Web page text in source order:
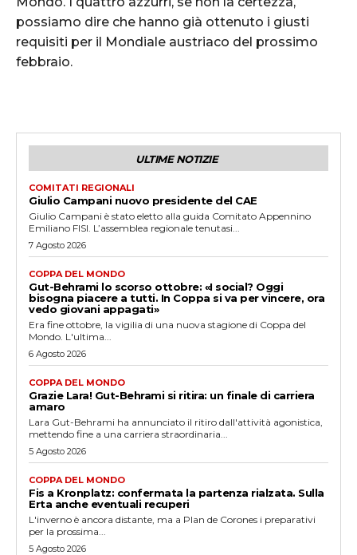
possiamo dire che hanno già ottenuto i giusti
requisiti per il Mondiale austriaco del prossimo
febbraio.
ULTIME NOTIZIE
COMITATI REGIONALI
Giulio Campani nuovo presidente del CAE
Giulio Campani è stato eletto alla guida Comitato Appennino
Emiliano FISI. L’assemblea regionale tenutasi...
7 Agosto 2026
COPPA DEL MONDO
Gut-Behrami lo scorso ottobre: «I social? Oggi
bisogna piacere a tutti. In Coppa si va per vincere, ora
vedo giovani appagati»
Era fine ottobre, la vigilia di una nuova stagione di Coppa del
Mondo. L'ultima...
6 Agosto 2026
COPPA DEL MONDO
Grazie Lara! Gut-Behrami si ritira: un finale di carriera
amaro
Lara Gut-Behrami ha annunciato il ritiro dall'attività agonistica,
mettendo fine a una carriera straordinaria...
5 Agosto 2026
COPPA DEL MONDO
Fis a Kronplatz: confermata la partenza rialzata. Sulla
Erta anche eventuali recuperi
L'inverno è ancora distante, ma a Plan de Corones i preparativi
per la prossima...
5 Agosto 2026